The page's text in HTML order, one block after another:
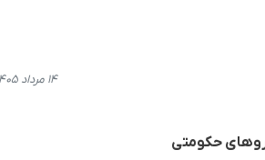
۱۴ مرداد ۱۴۰۵، ۱۹:۳۴